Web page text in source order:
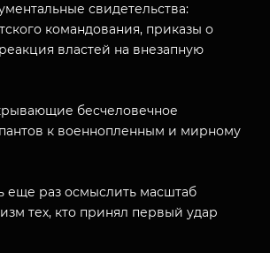
свидетельства:
командования, приказы о
властей на внезапную
бесчеловечное
к военнопленным и мирному
еще раз осмыслить масштаб
тех, кто принял первый удар